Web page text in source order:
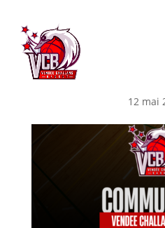
DISPARITION DE JEAN-
FRANÇOIS
12 mai